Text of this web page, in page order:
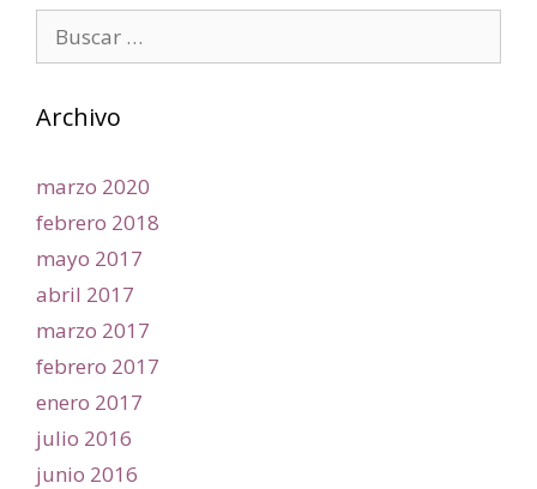
Archivo
marzo 2020
febrero 2018
mayo 2017
abril 2017
marzo 2017
febrero 2017
enero 2017
julio 2016
junio 2016